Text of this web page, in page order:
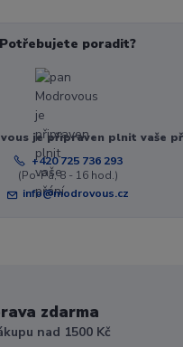
Potřebujete poradit?
je připraven plnit vaše
+420 725 736 293
(Po-Pá, 8 - 16 hod.)
info@modrovous.cz
zdarma
nad 1500 Kč